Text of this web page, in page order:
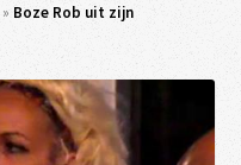
» Boze Rob uit zijn